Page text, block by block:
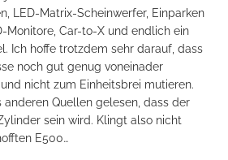
LED-Matrix-Scheinwerfer, Einparken
Monitore, Car-to-X und endlich ein
Ich hoffe trotzdem sehr darauf, dass
noch gut genug voneinader
nicht zum Einheitsbrei mutieren.
anderen Quellen gelesen, dass der
sein wird. Klingt also nicht
E500…